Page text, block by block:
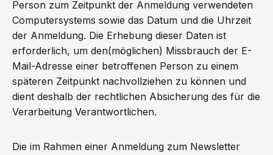
Person zum Zeitpunkt der Anmeldung verwendeten
Computersystems sowie das Datum und die Uhrzeit
der Anmeldung. Die Erhebung dieser Daten ist
erforderlich, um den(möglichen) Missbrauch der E-
Mail-Adresse einer betroffenen Person zu einem
späteren Zeitpunkt nachvollziehen zu können und
dient deshalb der rechtlichen Absicherung des für die
Verarbeitung Verantwortlichen.
Die im Rahmen einer Anmeldung zum Newsletter